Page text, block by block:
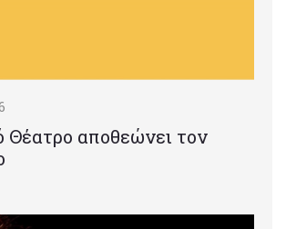
Θέατρο αποθεώνει τον